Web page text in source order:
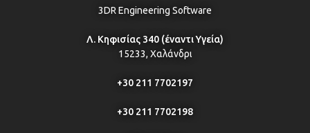
3DR Engineering Software
Λ. Κηφισίας 340 (έναντι Υγεία)
15233, Χαλάνδρι
+30 211 7702197
+30 211 7702198